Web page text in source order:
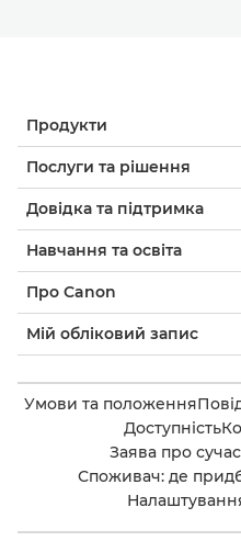
Продукти
Послуги та рішення
Довідка та підтримка
Навчання та освіта
Про Canon
Мій обліковий запис
Умови та положення
Доступність
Заява про
Споживач: де